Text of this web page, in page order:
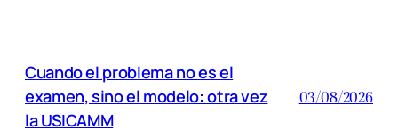
Cuando el problema no es el
examen, sino el modelo: otra vez
la USICAMM
03/08/2026